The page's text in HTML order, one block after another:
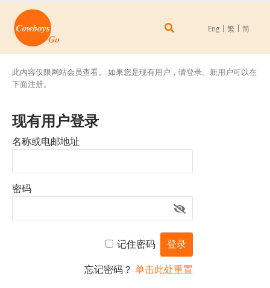
Eng 繁 简
此内容仅限网站会员查看。 如果您是现有用户，请登录。新用户可以在
下面注册。
现有用户登录
名称或电邮地址
密码
记住密码
忘记密码？ 单击此处重置